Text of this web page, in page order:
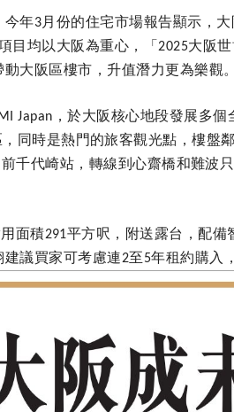
今年3月份的住宅市場報告顯示，
目均以大阪為重心，「 2025大阪
大阪區樓市，升值潛力更為樂觀。
Japan ，於大阪核心地段發展多
同時是熱門的旅客觀光點，樓盤
千代崎站，轉線到心齋橋和難波
面積291平方呎，附送露台，配備
議買家可考慮連2至5年租約購入